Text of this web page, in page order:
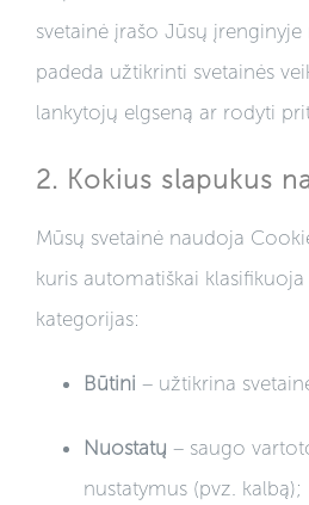
svetainė įrašo Jūsų
padeda užtikrinti svetainės
lankytojų elgseną ar rodyti
2. Kokius slapukus
Mūsų svetainė naudoja
kuris automatiškai klasifikuoja
kategorijas:
Būtini – užtikrina
Nuostatų – saugo
nustatymus (pvz. kalbą);